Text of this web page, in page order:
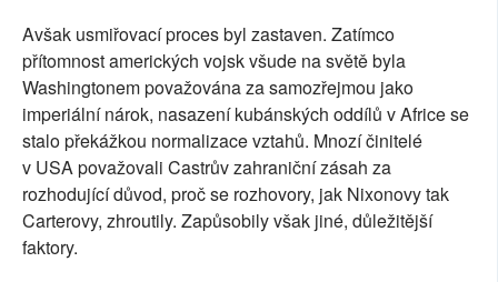
Avšak usmiřovací proces byl zastaven. Zatímco
přítomnost amerických vojsk všude na světě byla
Washingtonem považována za samozřejmou jako
imperiální nárok, nasazení kubánských oddílů v Africe se
stalo překážkou normalizace vztahů. Mnozí činitelé
v USA považovali Castrův zahraniční zásah za
rozhodující důvod, proč se rozhovory, jak Nixonovy tak
Carterovy, zhroutily. Zapůsobily však jiné, důležitější
faktory.